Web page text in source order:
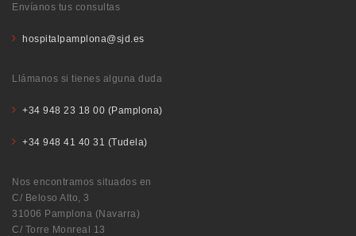
Envíanos tus consultas
hospitalpamplona@sjd.es
Llámanos si tienes alguna duda
+34 948 23 18 00 (Pamplona)
+34 948 41 40 31 (Tudela)
Nos encontramos situados en
C/ Beloso Alto, 3
31006 Pamplona (Navarra)
C/ Torre Monreal 13